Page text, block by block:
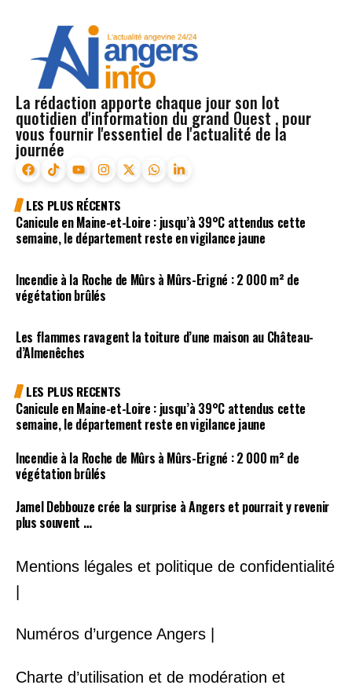
La rédaction apporte chaque jour son lot
quotidien d'information du grand Ouest , pour
vous fournir l'essentiel de l'actualité de la
journée
LES PLUS RÉCENTS
Canicule en Maine-et-Loire : jusqu’à 39°C attendus cette
semaine, le département reste en vigilance jaune
Incendie à la Roche de Mûrs à Mûrs-Erigné : 2 000 m² de
végétation brûlés
Les flammes ravagent la toiture d’une maison au Château-
d’Almenêches
LES PLUS RECENTS
Canicule en Maine-et-Loire : jusqu’à 39°C attendus cette
semaine, le département reste en vigilance jaune
Incendie à la Roche de Mûrs à Mûrs-Erigné : 2 000 m² de
végétation brûlés
Jamel Debbouze crée la surprise à Angers et pourrait y revenir
plus souvent …
Mentions légales et politique de confidentialité
Numéros d’urgence Angers |
Charte d’utilisation et de modération et